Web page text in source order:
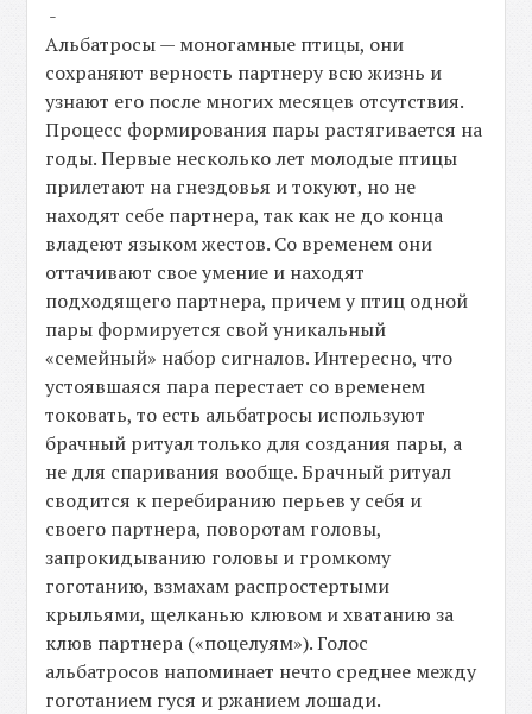
-
Альбатросы — моногамные птицы, они
сохраняют верность партнеру всю жизнь и
узнают его после многих месяцев отсутствия.
Процесс формирования пары растягивается на
годы. Первые несколько лет молодые птицы
прилетают на гнездовья и токуют, но не
находят себе партнера, так как не до конца
владеют языком жестов. Со временем они
оттачивают свое умение и находят
подходящего партнера, причем у птиц одной
пары формируется свой уникальный
«семейный» набор сигналов. Интересно, что
устоявшаяся пара перестает со временем
токовать, то есть альбатросы используют
брачный ритуал только для создания пары, а
не для спаривания вообще. Брачный ритуал
сводится к перебиранию перьев у себя и
своего партнера, поворотам головы,
запрокидыванию головы и громкому
гоготанию, взмахам распростертыми
крыльями, щелканью клювом и хватанию за
клюв партнера («поцелуям»). Голос
альбатросов напоминает нечто среднее между
гоготанием гуся и ржанием лошади.